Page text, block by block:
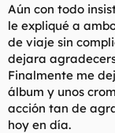
Aún con todo
le expliqué a
de viaje sin
dejara
Finalmente me
álbum y unos
acción tan de
hoy en día.